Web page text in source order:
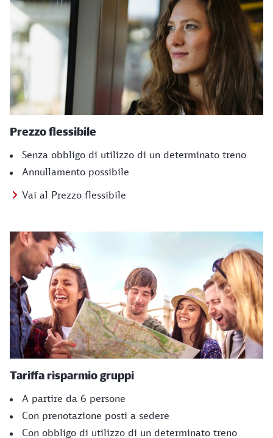
Prezzo flessibile
Senza obbligo di utilizzo di un determinato treno
Annullamento possibile
Vai al Prezzo flessibile
Tariffa risparmio gruppi
A partire da 6 persone
Con prenotazione posti a sedere
Con obbligo di utilizzo di un determinato treno